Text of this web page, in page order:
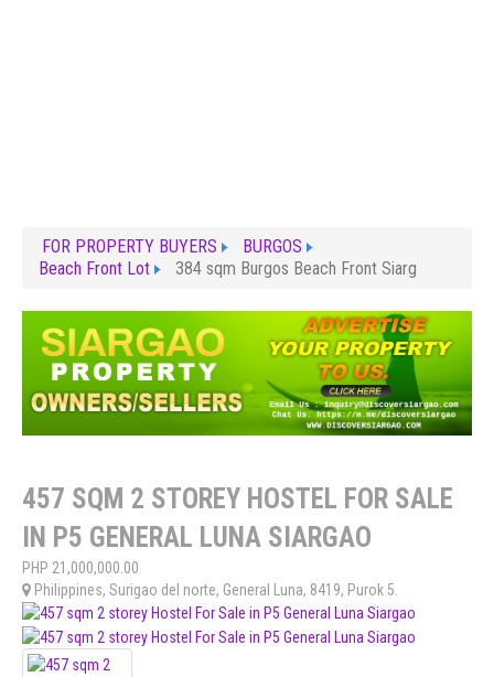
FOR PROPERTY BUYERS
BURGOS
Beach Front Lot
384 sqm Burgos Beach Front Siarg
457 SQM 2 STOREY HOSTEL FOR SALE
IN P5 GENERAL LUNA SIARGAO
PHP 21,000,000.00
Philippines, Surigao del norte, General Luna, 8419, Purok 5